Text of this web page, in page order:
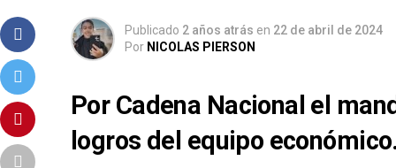
Publicado 2 años atrás en 22 de abril de 2024
Por NICOLAS PIERSON
Por Cadena Nacional el
logros del equipo